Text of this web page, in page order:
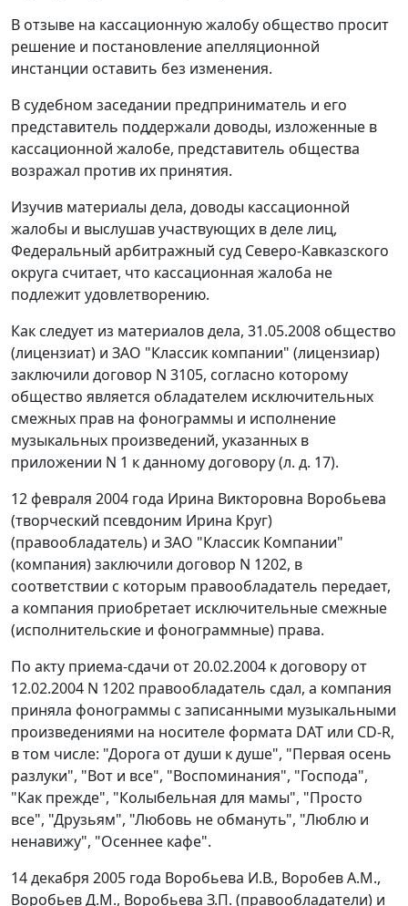
В отзыве на кассационную жалобу общество просит
решение и постановление апелляционной
инстанции оставить без изменения.
В судебном заседании предприниматель и его
представитель поддержали доводы, изложенные в
кассационной жалобе, представитель общества
возражал против их принятия.
Изучив материалы дела, доводы кассационной
жалобы и выслушав участвующих в деле лиц,
Федеральный арбитражный суд Северо-Кавказского
округа считает, что кассационная жалоба не
подлежит удовлетворению.
Как следует из материалов дела, 31.05.2008 общество
(лицензиат) и ЗАО "Классик компании" (лицензиар)
заключили договор N 3105, согласно которому
общество является обладателем исключительных
смежных прав на фонограммы и исполнение
музыкальных произведений, указанных в
приложении N 1 к данному договору (л. д. 17).
12 февраля 2004 года Ирина Викторовна Воробьева
(творческий псевдоним Ирина Круг)
(правообладатель) и ЗАО "Классик Компании"
(компания) заключили договор N 1202, в
соответствии с которым правообладатель передает,
а компания приобретает исключительные смежные
(исполнительские и фонограммные) права.
По акту приема-сдачи от 20.02.2004 к договору от
12.02.2004 N 1202 правообладатель сдал, а компания
приняла фонограммы с записанными музыкальными
произведениями на носителе формата DAT или CD-R,
в том числе: "Дорога от души к душе", "Первая осень
разлуки", "Вот и все", "Воспоминания", "Господа",
"Как прежде", "Колыбельная для мамы", "Просто
все", "Друзьям", "Любовь не обмануть", "Люблю и
ненавижу", "Осеннее кафе".
14 декабря 2005 года Воробьева И.В., Воробев А.М.,
Воробьев Д.М., Воробьева З.П. (правообладатели) и